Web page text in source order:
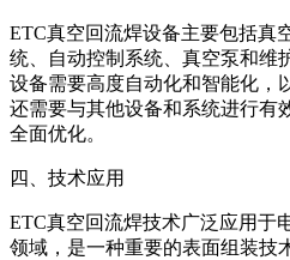
ETC真空回流焊设备主要包括真
统、自动控制系统、真空泵和维
设备需要高度自动化和智能化，
还需要与其他设备和系统进行有
全面优化。
四、技术应用
ETC真空回流焊技术广泛应用于
领域，是一种重要的表面组装技